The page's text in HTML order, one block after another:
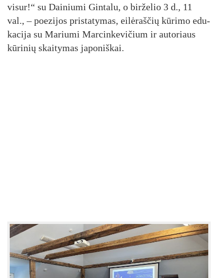
vi­sur!“ su Dai­niu­mi Gin­ta­lu, o bir­že­lio 3 d., 11
val., – poe­zi­jos pri­sta­ty­mas, ei­lė­raš­čių kū­ri­mo edu­
ka­ci­ja su Ma­riu­mi Mar­cin­ke­vi­čium ir au­to­riaus
kū­ri­nių skai­ty­mas ja­po­niš­kai.